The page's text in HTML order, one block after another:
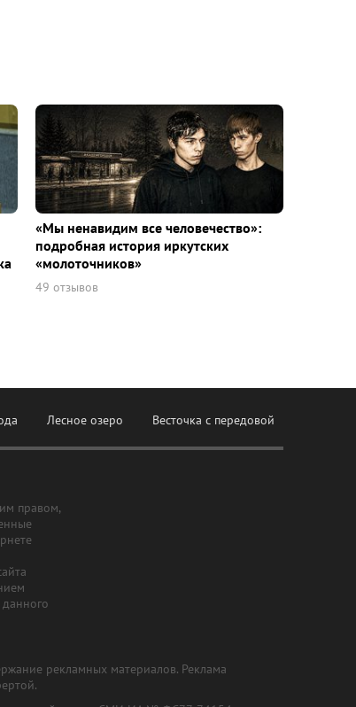
«Мы ненавидим все человечество»:
подробная история иркутских
«молоточников»
49 отзывов
Лесное озеро Весточка с передовой
правом,
рекламных материалов. Реклама